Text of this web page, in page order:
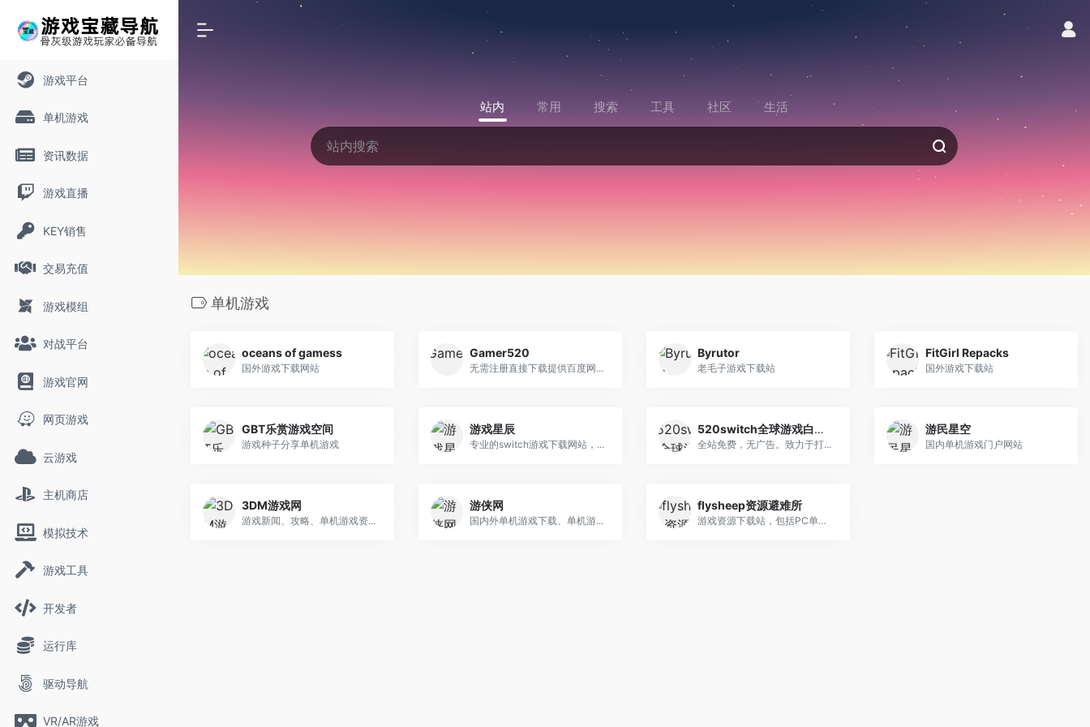
游戏平台
单机游戏
资讯数据
游戏直播
KEY销售
交易充值
游戏模组
对战平台
游戏官网
网页游戏
云游戏
主机商店
模拟技术
游戏工具
开发者
运行库
驱动导航
VR/AR游戏
站内 常用 搜索 工具 社区 生活
单机游戏
oceans of gamess
国外游戏下载网站
Gamer520
无需注册直接下载提供百度网...
Byrutor
老毛子游戏下载站
FitGirl Repacks
国外游戏下载站
GBT乐赏游戏空间
游戏种子分享单机游戏
游戏星辰
专业的switch游戏下载网站，...
520switch全球游戏白嫖网
全站免费，无广告。致力于打...
游民星空
国内单机游戏门户网站
3DM游戏网
游戏新闻、攻略、单机游戏资...
游侠网
国内外单机游戏下载、单机游...
flysheep资源避难所
游戏资源下载站，包括PC单机...